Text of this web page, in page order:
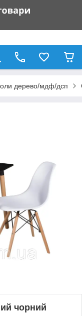
дерево/мдф/дсп
чорний